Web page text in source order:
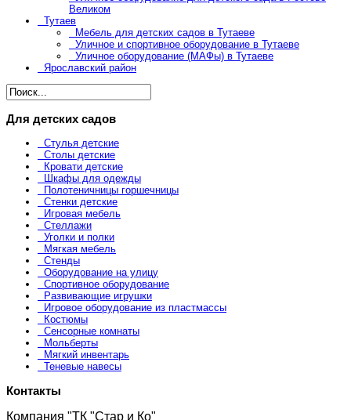
Великом
Тутаев
Мебель для детских садов в Тутаеве
Уличное и спортивное оборудование в Тутаеве
Уличное оборудование (МАФы) в Тутаеве
Ярославский район
Для детских садов
Стулья детские
Столы детские
Кровати детские
Шкафы для одежды
Полотеничницы горшечницы
Стенки детские
Игровая мебель
Стеллажи
Уголки и полки
Мягкая мебель
Стенды
Оборудование на улицу
Спортивное оборудование
Развивающие игрушки
Игровое оборудование из пластмассы
Костюмы
Сенсорные комнаты
Мольберты
Мягкий инвентарь
Теневые навесы
Контакты
Компания "ТК "Стар и Ко"